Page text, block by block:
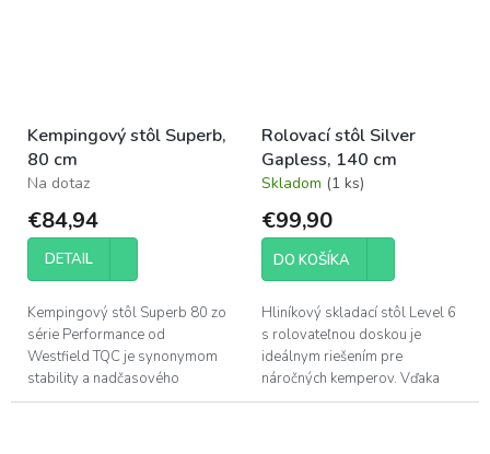
Kempingový stôl Superb,
80 cm
Na dotaz
€84,94
DETAIL
Kempingový stôl Superb 80 zo
série Performance od
Westfield TQC je synonymom
stability a nadčasového
dizajnu. Vďaka unikátnemu
Rolovací stôl Silver
Gapless, 140 cm
Skladom (1 ks)
€99,90
DO KOŠÍKA
Hliníkový skladací stôl Level 6
s rolovateľnou doskou je
ideálnym riešením pre
náročných kemperov. Vďaka
integrovanému systému